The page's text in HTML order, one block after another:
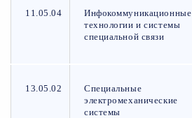
11.05.04
Инфокоммуникационные
технологии и системы
специальной связи
13.05.02
Специальные
электромеханические
системы